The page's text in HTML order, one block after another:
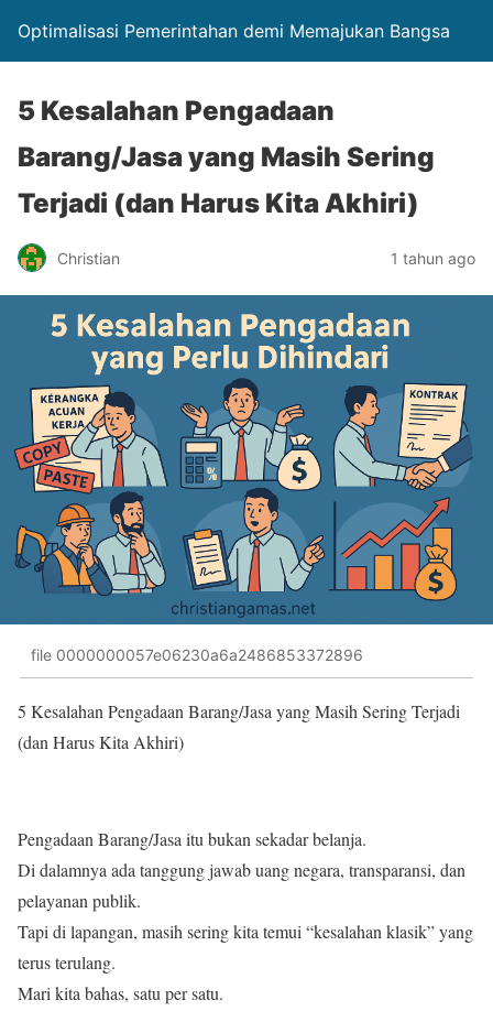
Optimalisasi Pemerintahan demi Memajukan Bangsa
5 Kesalahan Pengadaan
Barang/Jasa yang Masih Sering
Terjadi (dan Harus Kita Akhiri)
Christian 1 tahun ago
file 0000000057e06230a6a2486853372896
5 Kesalahan Pengadaan Barang/Jasa yang Masih Sering Terjadi
(dan Harus Kita Akhiri)
Pengadaan Barang/Jasa itu bukan sekadar belanja.
Di dalamnya ada tanggung jawab uang negara, transparansi, dan
pelayanan publik.
Tapi di lapangan, masih sering kita temui “kesalahan klasik” yang
terus terulang.
Mari kita bahas, satu per satu.